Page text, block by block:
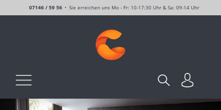
07146 / 59 56 Sie erreichen uns Mo - Fr: 10-17:30 Uhr & Sa: 09-14 Uhr